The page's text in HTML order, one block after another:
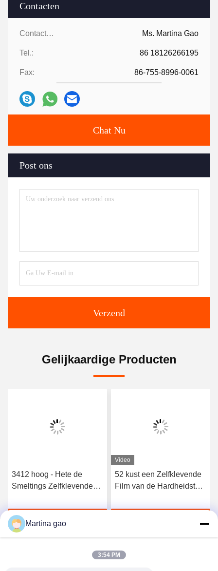
Contacten
Contacten: Ms. Martina Gao
Tel.: 86 18126266195
Fax: 86-755-8996-0061
Chat Nu
Post ons
Verzend
Gelijkaardige Producten
3412 hoog - Hete de
Smeltings Zelfklevende
Elastische Polyurethaan
Krijg Beste Prijs
Video
52 kust een Zelfklevende
Film van de Hardheidstpu
Naadloos Ondergoed
Martina gao
3:54 PM